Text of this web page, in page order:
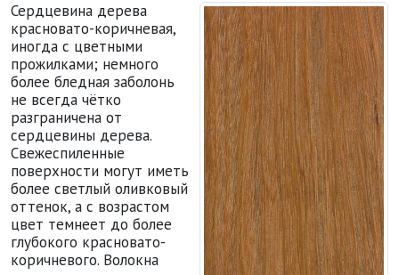
Сердцевина дерева
красновато-коричневая,
иногда с цветными
прожилками; немного
более бледная заболонь
не всегда чётко
разграничена от
сердцевины дерева.
Свежеспиленные
поверхности могут иметь
более светлый оливковый
оттенок, а с возрастом
цвет темнеет до более
глубокого красновато-
коричневого. Волокна